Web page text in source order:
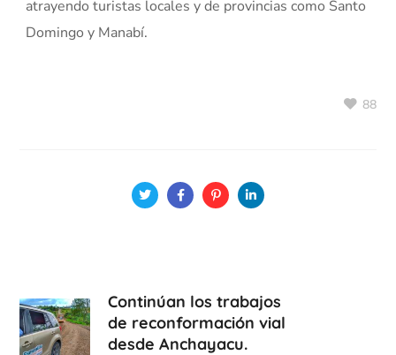
atrayendo turistas locales y de provincias como Santo
Domingo y Manabí.
88
Continúan los trabajos
de reconformación vial
desde Anchayacu.